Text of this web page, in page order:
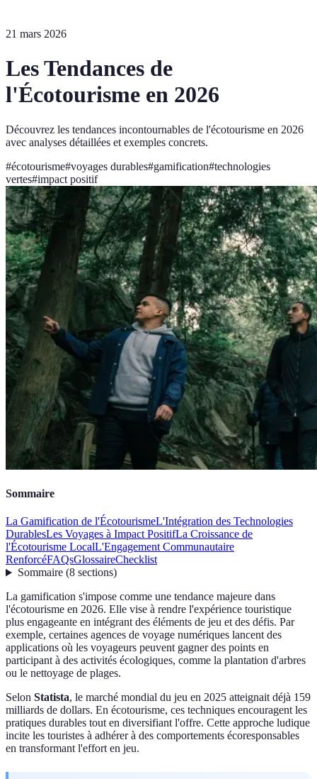
21 mars 2026
Les Tendances de
l'Écotourisme en 2026
Découvrez les tendances incontournables de l'écotourisme en 2026
avec analyses détaillées et exemples concrets.
#écotourisme#voyages durables#gamification#technologies
vertes#impact positif
Sommaire
La Gamification de l'ÉcotourismeL'Intégration des Technologies
DurablesLes Voyages à Impact PositifLa Croissance de
l'Écotourisme LocalL'Engagement Communautaire
RenforcéFAQsGlossaireChecklist
Sommaire(8 sections)
La gamification s'impose comme une tendance majeure dans
l'écotourisme en 2026. Elle vise à rendre l'expérience touristique
plus engageante en intégrant des éléments de jeu et des défis. Par
exemple, certaines agences de voyage numériques lancent des
applications où les voyageurs peuvent gagner des points en
participant à des activités écologiques, comme la plantation d'arbres
ou le nettoyage de plages.
Selon Statista, le marché mondial du jeu en 2025 atteignait déjà 159
milliards de dollars. En écotourisme, ces techniques encouragent les
pratiques durables tout en diversifiant l'offre. Cette approche ludique
incite les touristes à adhérer à des comportements écoresponsables
en transformant l'effort en jeu.